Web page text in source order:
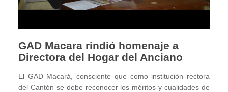
GAD Macara rindió homenaje a
Directora del Hogar del Anciano
El GAD Macará, consciente que como institución rectora
del Cantón se debe reconocer los méritos y cualidades de